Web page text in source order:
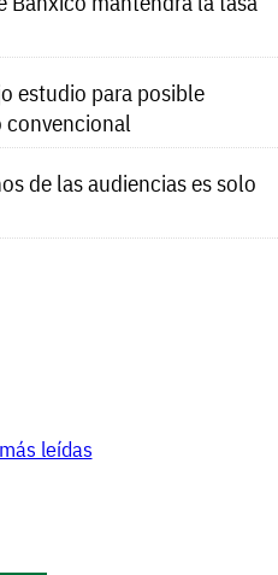
estudio para posible
convencional
de las audiencias es solo
leídas